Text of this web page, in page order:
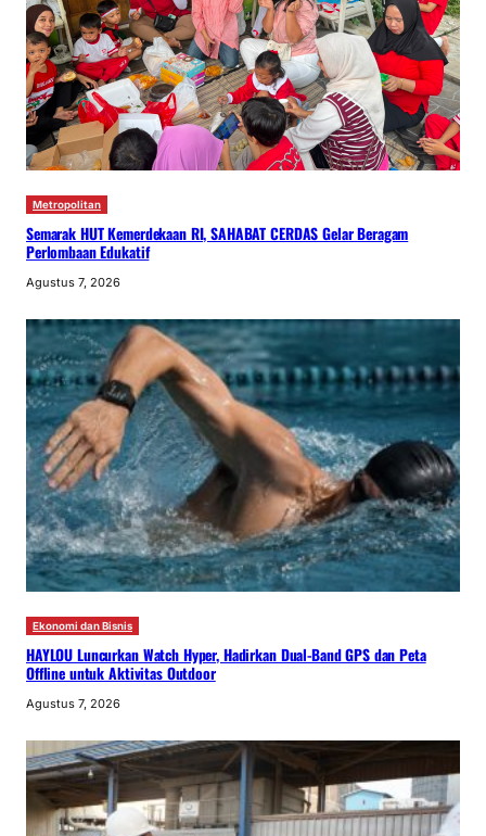
Metropolitan
Semarak HUT Kemerdekaan RI, SAHABAT CERDAS Gelar Beragam
Perlombaan Edukatif
Agustus 7, 2026
Ekonomi dan Bisnis
HAYLOU Luncurkan Watch Hyper, Hadirkan Dual-Band GPS dan Peta
Offline untuk Aktivitas Outdoor
Agustus 7, 2026